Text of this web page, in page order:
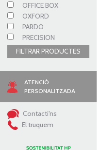
OFFICE BOX
OXFORD
PARDO
PRECISION
FILTRAR PRODUCTES
ATENCIÓ
PERSONALITZADA
Contacti'ns
El truquem